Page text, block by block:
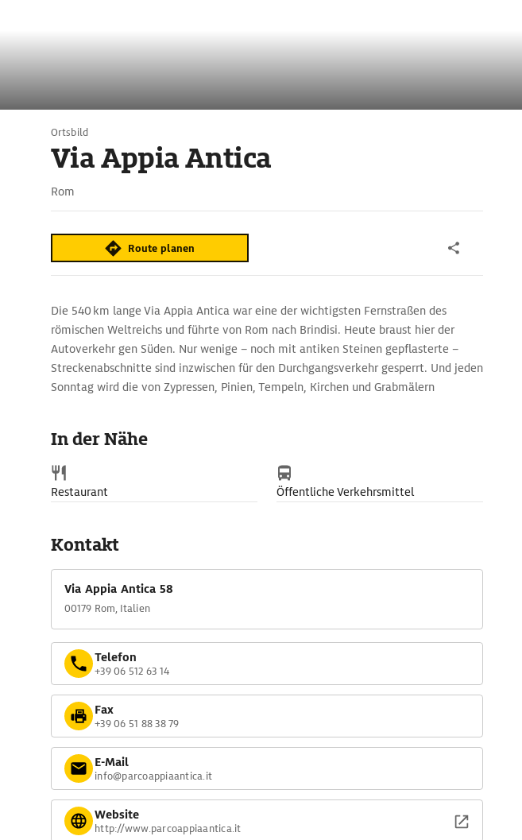
Ortsbild
Via Appia Antica
Rom
Route planen
Die 540 km lange Via Appia Antica war eine der wichtigsten Fernstraßen des
römischen Weltreichs und führte von Rom nach Brindisi. Heute braust hier der
Autoverkehr gen Süden. Nur wenige – noch mit antiken Steinen gepflasterte –
Streckenabschnitte sind inzwischen für den Durchgangsverkehr gesperrt. Und jeden
Sonntag wird die von Zypressen, Pinien, Tempeln, Kirchen und Grabmälern
gleichnamigen Kaisers, und die Tomba di Cecilia Metella, ein runder Grabbau des
1. Jh. v. Chr.
In der Nähe
Restaurant Öffentliche Verkehrsmittel
Kontakt
Via Appia Antica 58
00179 Rom, Italien
Telefon
+39 06 512 63 14
Fax
+39 06 51 88 38 79
E-Mail
info@parcoappiaantica.it
Website
http://www.parcoappiaantica.it